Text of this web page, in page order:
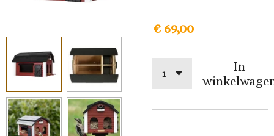
€ 69,00
In